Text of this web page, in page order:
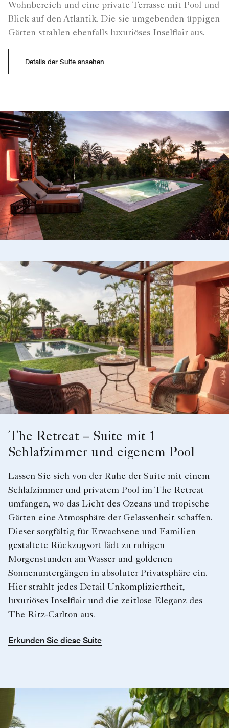
Wohnbereich und eine private Terrasse mit Pool und
Blick auf den Atlantik. Die sie umgebenden üppigen
Gärten strahlen ebenfalls luxuriöses Inselflair aus.
Details der Suite ansehen
The Retreat – Suite mit 1
Schlafzimmer und eigenem Pool
Lassen Sie sich von der Ruhe der Suite mit einem
Schlafzimmer und privatem Pool im The Retreat
umfangen, wo das Licht des Ozeans und tropische
Gärten eine Atmosphäre der Gelassenheit schaffen.
Dieser sorgfältig für Erwachsene und Familien
gestaltete Rückzugsort lädt zu ruhigen
Morgenstunden am Wasser und goldenen
Sonnenuntergängen in absoluter Privatsphäre ein.
Hier strahlt jedes Detail Unkompliziertheit,
luxuriöses Inselflair und die zeitlose Eleganz des
The Ritz-Carlton aus.
Erkunden Sie diese Suite